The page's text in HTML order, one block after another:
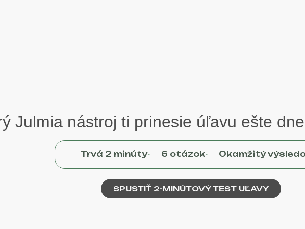
Julmia nástroj ti prinesie úľavu ešte
Trvá 2 minúty· 6 otázok· Okamžitý
SPUSTIŤ 2-MINÚTOVÝ TEST UĽAVY